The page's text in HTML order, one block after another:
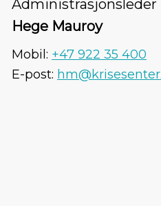
Administrasjonsleder
Hege Mauroy
Mobil: +47 922 35 400
E-post: